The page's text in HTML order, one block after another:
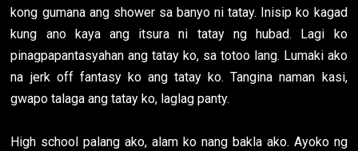
kong gumana ang shower sa banyo ni tatay. Inisip ko kagad
kung ano kaya ang itsura ni tatay ng hubad. Lagi ko
pinagpapantasyahan ang tatay ko, sa totoo lang. Lumaki ako
na jerk off fantasy ko ang tatay ko. Tangina naman kasi,
gwapo talaga ang tatay ko, laglag panty.
High school palang ako, alam ko nang bakla ako. Ayoko ng